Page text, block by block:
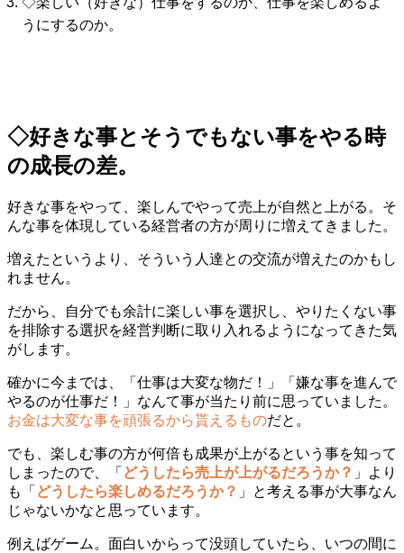
うにするのか。
◇好きな事とそうでもない事をやる時
の成長の差。
好きな事をやって、楽しんでやって売上が自然と上がる。そ
んな事を体現している経営者の方が周りに増えてきました。
増えたというより、そういう人達との交流が増えたのかもし
れません。
だから、自分でも余計に楽しい事を選択し、やりたくない事
を排除する選択を経営判断に取り入れるようになってきた気
がします。
確かに今までは、「仕事は大変な物だ！」「嫌な事を進んで
やるのが仕事だ！」なんて事が当たり前に思っていました。
お金は大変な事を頑張るから貰えるものだと。
でも、楽しむ事の方が何倍も成果が上がるという事を知って
しまったので、「 どうしたら売上が上がるだろうか？ 」より
も「 どうしたら楽しめるだろうか？ 」と考える事が大事なん
じゃないかなと思っています。
例えばゲーム。面白いからって没頭していたら、いつの間に